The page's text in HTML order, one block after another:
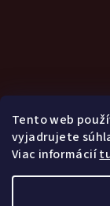
Tento web
vyjadrujete
Viac informácií